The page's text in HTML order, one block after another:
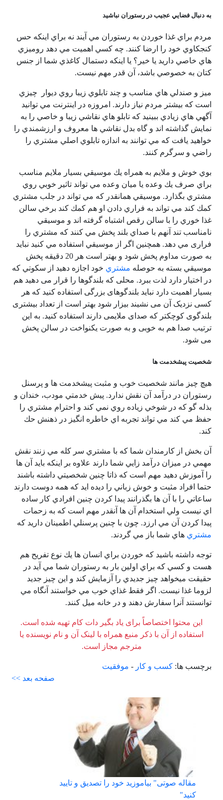
به دنبال فضايي عجيب در رستوران نباشيد
مردم براي غذا خوردن به رستوران مي آيند نه براي اينكه حس
كنجكاوي خود را ارضا كنند. چه كسي اهميت مي دهد روميزي
هاي خاصي داريد يا خير؟ يا اينكه دستمال كاغذي شما از جنس
كتان به خصوصي باشد، آن قدر مهم نیست.
ميز و صندلي هاي مناسب و چند تابلوي زيبا روي ديوار چيزي
است كه بيشتر مردم نياز دارند. امروزه در اينترنت مي توانيد
آگهي هاي زيادي ببينيد كه تابلو هاي نقاشي زيبا و خاصي را به
نمايش گذاشته اند و گاه بدل نقاشي ها معروف و ارزشمندي را
خواهيد يافت كه مي توانند به اندازه تابلوي اصلي مشتري را
راضي و سرگرم كنند.
بوي خوش و ملايم به همراه يك موسيقي بسيار ملايم مناسب
براي صرف يك وعده يا ميان وعده مي تواند تاثير خوبي روي
مشتري بگذارد. موسيقي همانقدر كه مي تواند در جلب مشتري
كمك كند مي تواند به فراري دادن او هم كمك كند برخي سالن
غذا خوري را با سالن رقص اشتباه گرفته اند و موسيقي
نامناسب تند آنهم با صداي بلند پخش مي كنند كه مشتري را
فراری مي دهد. همچنين اگر از موسيقي استفاده مي كنيد نبايد
به صورت مداوم پخش شود و بهتر است هر 20 دقيقه پخش
موسيقي بسته به حوصله مشتري خود اجازه دهيد از سكوتي كه
در اختيار دارد لذت ببرد. محلی که بلندگوها را قرار می دهید هم
بسیار اهمیت دارد نباید بلندگوهای بزرگی استفاده کنید که هر
کسی نزدیک آن می نشیند بیزار شود بهتر است از تعداد بیشتری
بلندگوی کوچکتر که صدای ملایمی دارند استفاده کنید. به این
ترتیب صدا هم به خوبی و به صورت یکنواخت در سالن پخش
می شود.
شخصيت پيشخدمت ها
هيچ چيز مانند شخصيت خوب و مثبت پيشخدمت ها و پرسنل
رستوران در درآمد آن نقش ندارد. پيش خدمتي مودب، خندان و
بذله گو كه در شوخي زياده روي نمي كند و احترام مشتري را
حفظ مي كند مي تواند تجربه اي خاطره انگيز در ذهنش حك
كند.
آن بخش از كارمندان شما كه با مشتري سر كله مي زنند نقش
مهمي در ميزان درآمد زايي شما دارند علاوه بر اينكه بايد آن ها
را آموزش دهيد مهم است كه ذاتا چنين شخصيتي داشته باشند
حتما افراد مثبت و خوش زباني را ديده ايد كه همه دوست دارند
ساعاتي را با آن ها بگذرانند پيدا كردن چنين افرادي كار ساده
اي نيست ولي استخدام آن ها آنقدر مهم است كه به زحمات
پيدا كردن آن مي ارزد. چون با چنين پرسنلي اطمينان داريد كه
مشتري هاي شما باز مي گردند.
توجه داشته باشيد كه خوردن براي انسان ها يك نوع تفريح هم
هست و كسي كه براي اولين بار به رستوران شما مي آيد در
حقيقت ميخواهد چيز جديدي را آزمايش كند و اين چيز جديد
لزوما غذا نيست. اگر فقط غذاي خوب مي خواستند آنگاه مي
توانستند آنرا سفارش دهند و در خانه ميل كنند.
این محتوا اختصاصاً برای یاد بگیر دات کام تهیه شده است.
استفاده از آن با ذکر منبع همراه با لینک آن و نام نویسنده یا
مترجم مجاز است.
برچسب ها: کسب و کار - موفقیت
صفحه بعد >>
مقاله صوتی" بیاموزید خود را تصدیق و تایید
کنید"